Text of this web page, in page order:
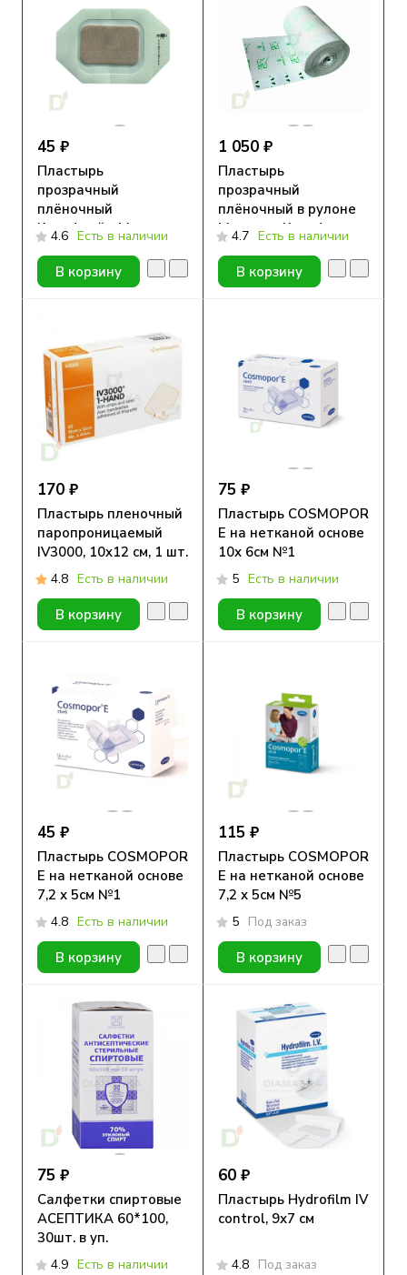
45 ₽
Пластырь
прозрачный
плёночный
Круофрейм Медитек
с подушечкой, 6x7см
4.6 Есть в наличии
В корзину
1 050 ₽
Пластырь
прозрачный
плёночный в рулоне
Медитек Круофильм,
10см х 10м
4.7 Есть в наличии
В корзину
170 ₽
Пластырь пленочный
паропроницаемый
IV3000, 10x12 см, 1 шт.
4.8 Есть в наличии
В корзину
75 ₽
Пластырь COSMOPOR
E на нетканой основе
10х 6см №1
5 Есть в наличии
В корзину
45 ₽
Пластырь COSMOPOR
E на нетканой основе
7,2 х 5см №1
4.8 Есть в наличии
В корзину
115 ₽
Пластырь COSMOPOR
E на нетканой основе
7,2 х 5см №5
5 Под заказ
В корзину
75 ₽
Салфетки спиртовые
АСЕПТИКА 60*100,
30шт. в уп.
4.9 Есть в наличии
60 ₽
Пластырь Hydrofilm IV
control, 9х7 см
4.8 Под заказ